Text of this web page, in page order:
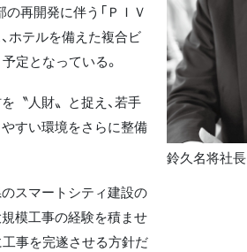
の再開発に伴う「ＰＩＶ
ホテルを備えた複合ビ
定となっている。
〝人財〟と捉え、若手
すい環境をさらに整備
スマートシティ建設の
模工事の経験を積ませ
事を完遂させる方針だ
鈴久名将社長